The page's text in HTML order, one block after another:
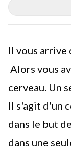
Il vous arrive
Alors vous
cerveau. Un
Il s'agit d'un
dans le but
dans une